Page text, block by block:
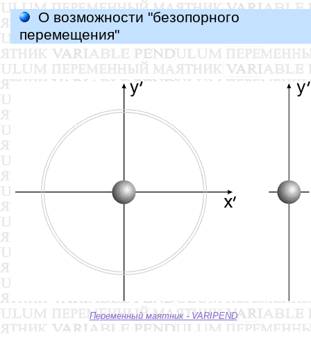
О возможности "безопорного
перемещения"
Переменный маятник - VARIPEND